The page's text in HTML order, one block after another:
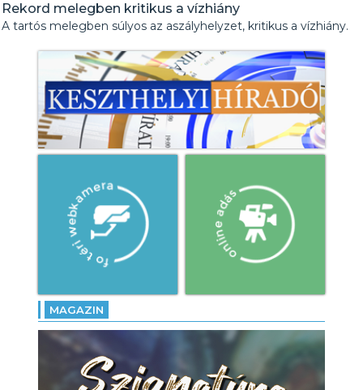
Rekord melegben kritikus a vízhiány
A tartós melegben súlyos az aszályhelyzet, kritikus a vízhiány.
MAGAZIN